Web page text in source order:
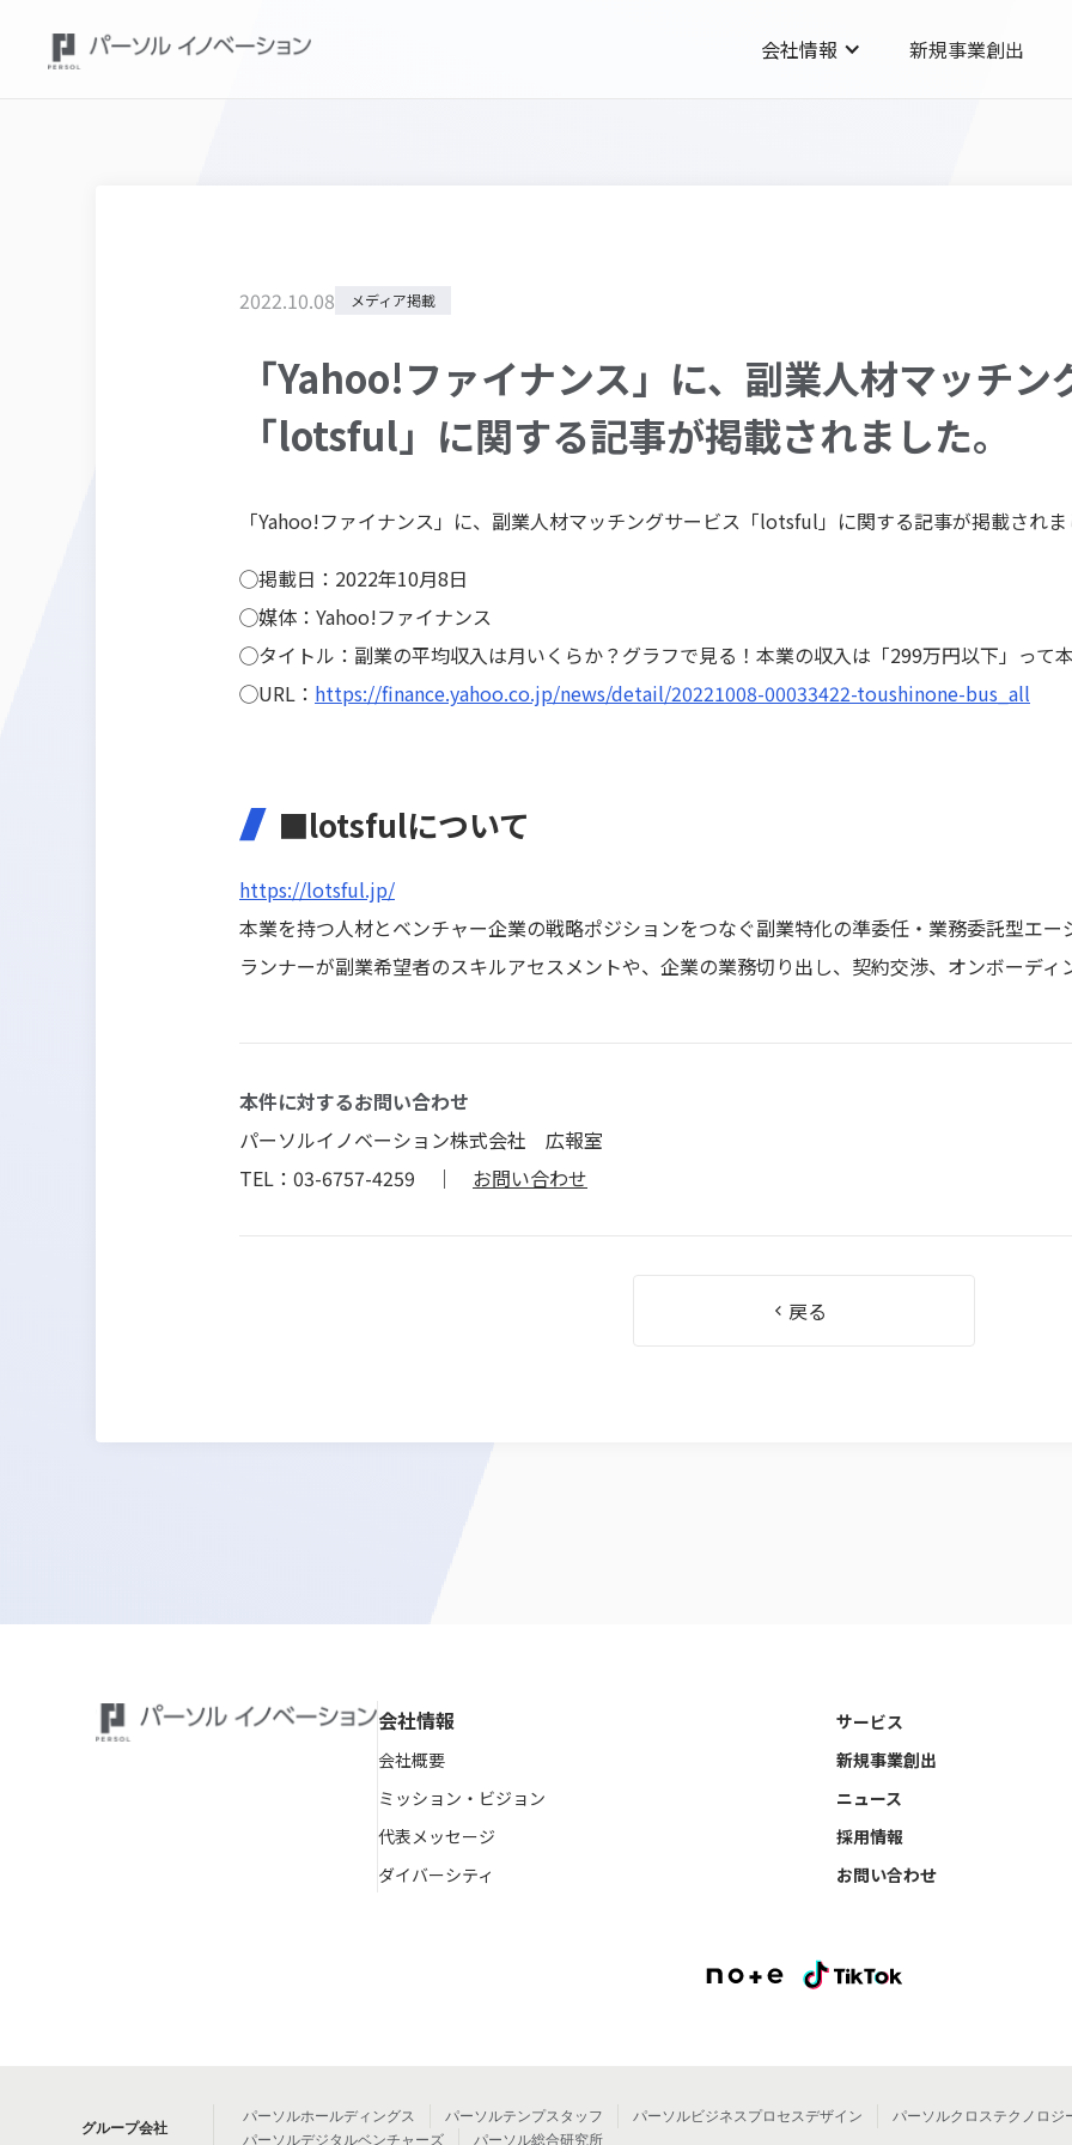
会社情報 新規事業創出
2022.10.08 メディア掲載
「Yahoo!ファイナンス」に、副業人材マッチン
「lotsful」に関する記事が掲載されました。
「Yahoo!ファイナンス」に、副業人材マッチングサービス「lotsful」に関する記事が掲載され
◯掲載日：2022年10月8日
◯媒体：Yahoo!ファイナンス
◯タイトル：副業の平均収入は月いくらか？グラフで見る！本業の収入は「299万円以下」って
◯URL： https://finance.yahoo.co.jp/news/detail/20221008-00033422-toushinone-bus_all
■lotsfulについて
https://lotsful.jp/
本業を持つ人材とベンチャー企業の戦略ポジションをつなぐ副業特化の準委任・業務委託型エ
ランナーが副業希望者のスキルアセスメントや、企業の業務切り出し、契約交渉、オンボーデ
本件に対するお問い合わせ
パーソルイノベーション株式会社 広報室
TEL：03-6757-4259 ｜ お問い合わせ
戻る
会社情報
会社概要
ミッション・ビジョン
代表メッセージ
ダイバーシティ
サービス
新規事業創出
ニュース
採用情報
お問い合わせ
グループ会社
パーソルホールディングス パーソルテンプスタッフ パーソルビジネスプロセスデザイン
パーソルクロステクノロジ
パーソルデジタルベンチャーズ
パーソル総合研究所